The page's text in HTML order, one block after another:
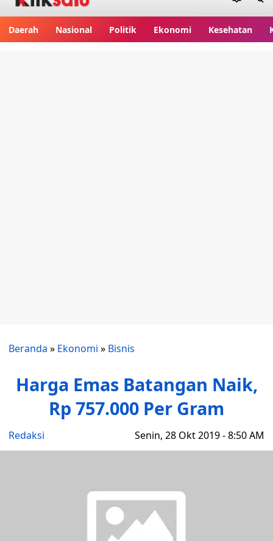
Daerah Nasional Politik Ekonomi Kesehatan
Beranda » Ekonomi » Bisnis
Harga Emas Batangan Naik,
Rp 757.000 Per Gram
Redaksi Senin, 28 Okt 2019 - 8:50 AM